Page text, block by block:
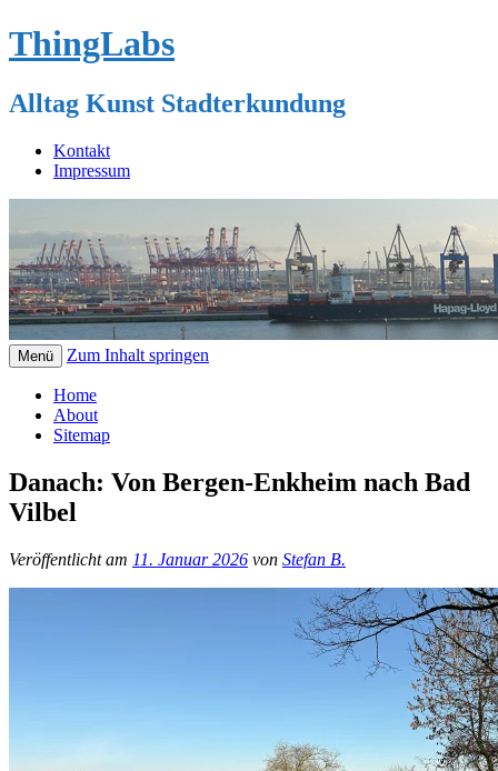
ThingLabs
Alltag Kunst Stadterkundung
Kontakt
Impressum
Menü Zum Inhalt springen
Home
About
Sitemap
Danach: Von Bergen-Enkheim nach Bad
Vilbel
Veröffentlicht am 11. Januar 2026 von Stefan B.